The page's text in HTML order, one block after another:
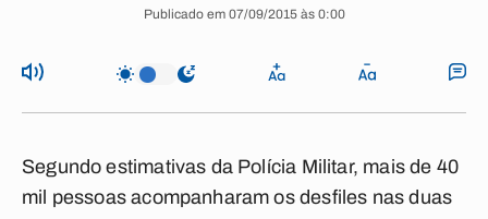
Publicado em 07/09/2015 às 0:00
Segundo estimativas da Polícia Militar, mais de 40
mil pessoas acompanharam os desfiles nas duas